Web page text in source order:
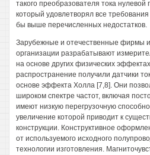
такого преобразователя тока нулевой
который удовлетворял все
бы выше перечисленных недостатков.
Зарубежные и отечественные фирмы и
организации разрабатывают
на основе других физических
распространение получили датчики
основе эффекта Холла [7,8]. Они
широком спектре частот, включая
имеют низкую перегрузочную
увеличение которой приводит к
конструкции. Конструктивное
от используемого исходного
технологии изготовления.